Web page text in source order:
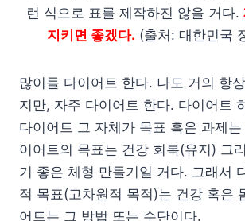
런 식으로 표를 제작하진 않을 거다.
지키면 좋겠다. (출처: 대한민국
많이들 다이어트 한다. 나도 거의 항
지만, 자주 다이어트 한다. 다이어트
다이어트 그 자체가 목표 혹은 과제
이어트의 목표는 건강 회복(유지) 그
기 좋은 체형 만들기일 거다. 그래서
적 목표(고차원적 목적)는 건강 혹은
어트는 그 방법 또는 수단이다.